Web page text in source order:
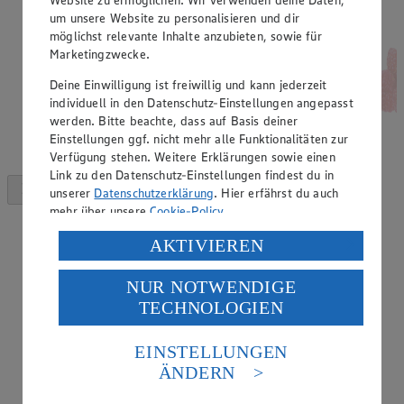
um unsere Website zu personalisieren und dir
möglichst relevante Inhalte anzubieten, sowie für
Marketingzwecke.
Deine Einwilligung ist freiwillig und kann jederzeit
individuell in den Datenschutz-Einstellungen angepasst
werden. Bitte beachte, dass auf Basis deiner
Einstellungen ggf. nicht mehr alle Funktionalitäten zur
Verfügung stehen. Weitere Erklärungen sowie einen
Link zu den Datenschutz-Einstellungen findest du in
unserer Datenschutzerklärung. Hier erfährst du auch
mehr über unsereCookie-Policy.
Verarbeitung deiner personenbezogenen Daten in den
USA durch Facebook und YouTube:
Wenn du auf „Aktivieren“ klickst, willigst du im Sinne
des Art. 49 Abs. 1 Satz 1 lit. a) DSGVO ein, dass deine
Daten in den USA verarbeitet werden. Der EuGH sieht
die USA als Land mit einem nach europäischen
Standards nicht angemessenen Datenschutzniveau an.
Es besteht das Risiko eines Zugriffs durch US-
AKTIVIEREN
NUR NOTWENDIGE
TECHNOLOGIEN
EINSTELLUNGEN
ÄNDERN